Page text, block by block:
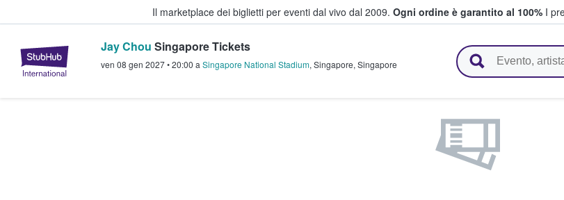
Il marketplace dei biglietti per eventi dal vivo dal 2009. Ogni ordine è garantito al 100% I
StubHub - Dove i fan comprano e vendono biglietti
Jay Chou Singapore Tickets
ven 08 gen 2027•20:00 a Singapore National Stadium, Singapore, Singapore